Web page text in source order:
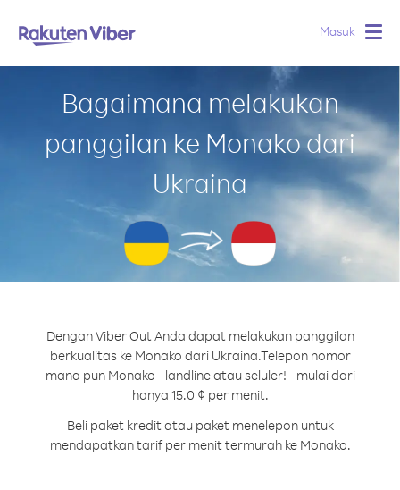
Masuk
Bagaimana melakukan
panggilan ke Monako dari
Ukraina
Dengan Viber Out Anda dapat melakukan panggilan
berkualitas ke Monako dari Ukraina.Telepon nomor
mana pun Monako - landline atau seluler! - mulai dari
hanya 15.0 ¢ per menit.
Beli paket kredit atau paket menelepon untuk
mendapatkan tarif per menit termurah ke Monako.